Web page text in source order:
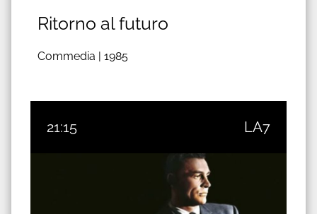
Ritorno al futuro
Commedia | 1985
21:15 LA7